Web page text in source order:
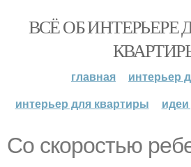
ВСЁ ОБ
главная
интерьер
интерьер для квартиры
Со скоростью